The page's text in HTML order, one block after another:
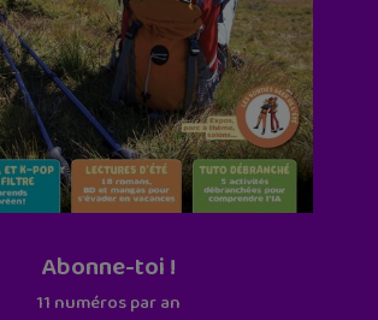
Abonne-toi !
11 numéros par an